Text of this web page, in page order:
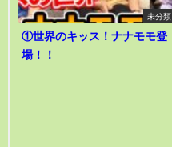
未分類
①世界のキッス！ナナモモ登
場！！